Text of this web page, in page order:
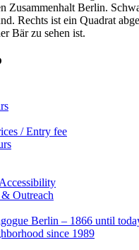
/ Entry fee
Outreach
Berlin – 1866 until
since 1989